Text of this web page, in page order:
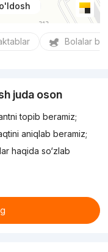
Bolalar
juda oson
topib beramiz;
aniqlab beramiz;
haqida so‘zlab